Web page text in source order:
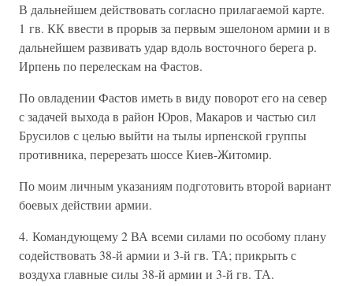
В дальнейшем действовать согласно прилагаемой карте.
1 гв. КК ввести в прорыв за первым эшелоном армии и в
дальнейшем развивать удар вдоль восточного берега р.
Ирпень по перелескам на Фастов.
По овладении Фастов иметь в виду поворот его на север
с задачей выхода в район Юров, Макаров и частью сил
Брусилов с целью выйти на тылы ирпенской группы
противника, перерезать шоссе Киев-Житомир.
По моим личным указаниям подготовить второй вариант
боевых действии армии.
4. Командующему 2 ВА всеми силами по особому плану
содействовать 38-й армии и 3-й гв. ТА; прикрыть с
воздуха главные силы 38-й армии и 3-й гв. ТА.